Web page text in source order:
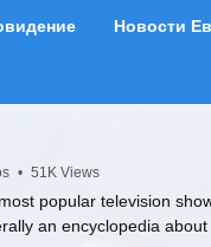
Новости
• 51K Views
popular television
an encyclopedia